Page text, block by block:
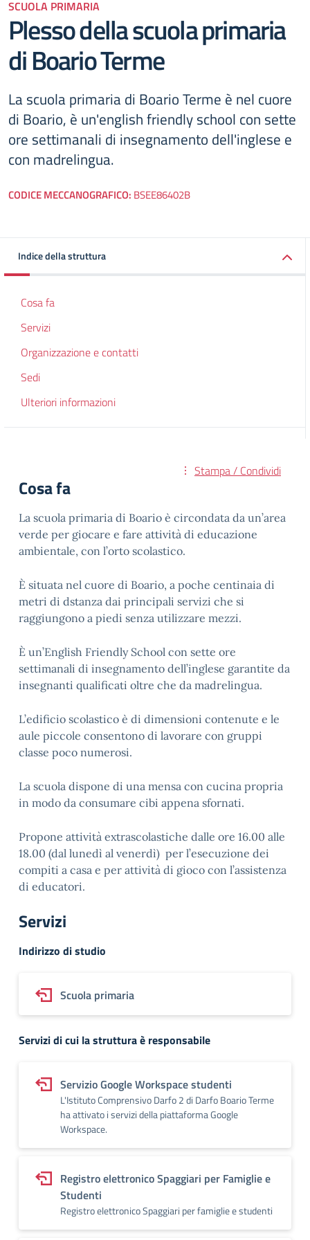
SCUOLA PRIMARIA
Plesso della scuola primaria
di Boario Terme
La scuola primaria di Boario Terme è nel cuore
di Boario, è un'english friendly school con sette
ore settimanali di insegnamento dell'inglese e
con madrelingua.
CODICE MECCANOGRAFICO: BSEE86402B
Indice della struttura
Cosa fa
Servizi
Organizzazione e contatti
Sedi
Ulteriori informazioni
Stampa / Condividi
Cosa fa
La scuola primaria di Boario è circondata da un’area
verde per giocare e fare attività di educazione
ambientale, con l’orto scolastico.
È situata nel cuore di Boario, a poche centinaia di
metri di dstanza dai principali servizi che si
raggiungono a piedi senza utilizzare mezzi.
È un’English Friendly School con sette ore
settimanali di insegnamento dell’inglese garantite da
insegnanti qualificati oltre che da madrelingua.
L’edificio scolastico è di dimensioni contenute e le
aule piccole consentono di lavorare con gruppi
classe poco numerosi.
La scuola dispone di una mensa con cucina propria
in modo da consumare cibi appena sfornati.
Propone attività extrascolastiche dalle ore 16.00 alle
18.00 (dal lunedì al venerdì) per l’esecuzione dei
compiti a casa e per attività di gioco con l’assistenza
di educatori.
Servizi
Indirizzo di studio
Scuola primaria
Servizi di cui la struttura è responsabile
Servizio Google Workspace studenti
L'Istituto Comprensivo Darfo 2 di Darfo Boario Terme
ha attivato i servizi della piattaforma Google
Workspace.
Registro elettronico Spaggiari per Famiglie e
Studenti
Registro elettronico Spaggiari per famiglie e studenti